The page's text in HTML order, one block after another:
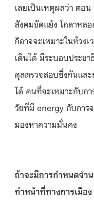
เลยเป็นเหตุผลว่า ตอ
สังคมขัดแย้ง โกลาหล
ก็อาจจะเหมาะในห้วง
เดินได้ มีระบอบประช
ดุลตรวจสอบซึ่งกันและ
ได้ คนที่จะเหมาะกับก
วัยที่มี energy กับการ
มองหาความมั่นคง
ถ้าจะมีการกำหนดจำ
ทำหน้าที่ทางการเมือง